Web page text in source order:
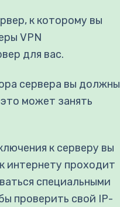
к которому вы
VPN
для вас.
сервера вы должны
может занять
к серверу вы
интернету проходит
специальными
проверить свой IP-